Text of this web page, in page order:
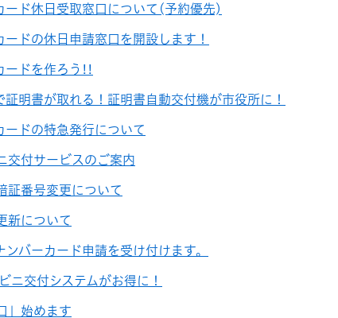
ード休日受取窓口について(予約優先)
ードの休日申請窓口を開設します！
ードを作ろう!!
証明書が取れる！証明書自動交付機が市役所に！
ードの特急発行について
交付サービスのご案内
証番号変更について
新について
ンバーカード申請を受け付けます。
ニ交付システムがお得に！
」始めます